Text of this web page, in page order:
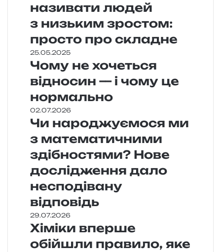
називати людей
з низьким зростом:
просто про складне
25.05.2025
Чому не хочеться
відносин — і чому це
нормально
02.07.2026
Чи народжуємося ми
з математичними
здібностями? Нове
дослідження дало
несподівану
відповідь
29.07.2026
Хіміки вперше
обійшли правило, яке